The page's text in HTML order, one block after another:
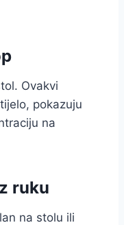
Ovakvi
pokazuju
na
ruku
na stolu ili